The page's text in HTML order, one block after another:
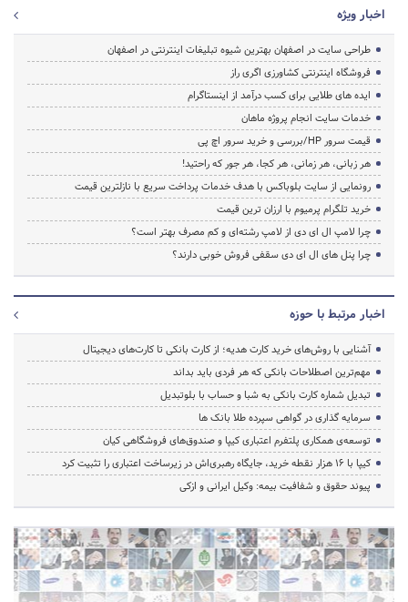
اخبار ویژه
طراحی سایت در اصفهان بهترین شیوه تبلیغات اینترنتی در اصفهان
فروشگاه اینترنتی کشاورزی اگری راز
ایده های طلایی برای کسب درآمد از اینستاگرام
خدمات سایت انجام پروژه ماهان
قیمت سرور HP/بررسی و خرید سرور اچ پی
هر زبانی، هر زمانی، هر کجا، هر جور که راحتید!
رونمایی از سایت بلوباکس با هدف خدمات پرداخت سریع با نازلترین قیمت
خرید تلگرام پرمیوم با ارزان ترین قیمت
چرا لامپ ال ای دی از لامپ رشته‌ای و کم مصرف بهتر است؟
چرا پنل های ال ای دی سقفی فروش خوبی دارند؟
اخبار مرتبط با حوزه
آشنایی با روش‌های خرید کارت هدیه؛ از کارت بانکی تا کارت‌های دیجیتال
مهم‌ترین اصطلاحات بانکی که هر فردی باید بداند
تبدیل شماره کارت بانکی به شبا و حساب با بلوتبدیل
سرمایه گذاری در گواهی سپرده طلا بانک ها
توسعه‌ی همکاری‌ پلتفرم اعتباری کیپا و صندوق‌های فروشگاهی کیان
کیپا با ۱۶ هزار نقطه خرید، جایگاه رهبری‌اش در زیرساخت اعتباری را تثبیت کرد
پیوند حقوق و شفافیت بیمه: وکیل ایرانی و ازکی